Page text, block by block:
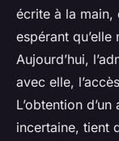
écrite à la main,
espérant qu’elle
Aujourd’hui,
avec elle,
L’obtention
incertaine, tient